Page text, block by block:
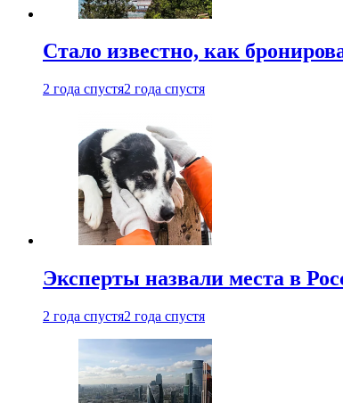
Стало известно, как
2 года спустя2 года спустя
Эксперты назвали места в
2 года спустя2 года спустя